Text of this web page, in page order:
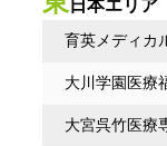
日本エリア
育英メディカ
大川学園医療
大宮呉竹医療